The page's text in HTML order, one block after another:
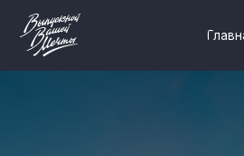
Главная